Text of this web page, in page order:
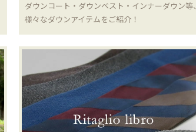
ダウンコート・ダウンベスト・インナーダウン等、
様々なダウンアイテムをご紹介！